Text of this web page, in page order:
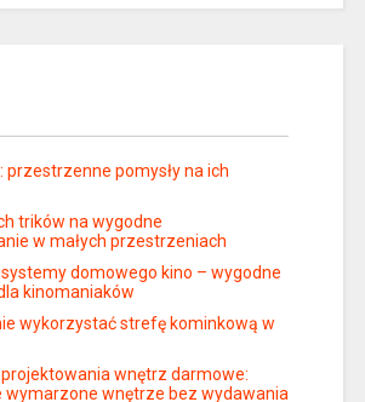
przestrzenne pomysły na ich
trików na wygodne
w małych przestrzeniach
domowego kino – wygodne
kinomaniaków
wykorzystać strefę kominkową w
wnętrz darmowe:
wymarzone wnętrze bez wydawania